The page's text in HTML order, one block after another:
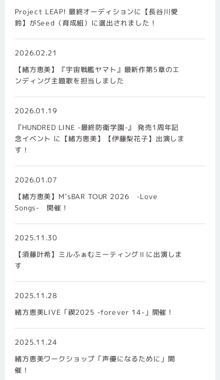
Project LEAP! 最終オーディションに【長谷川愛
鈴】がSeed（育成組）に選出されました！
2026.02.21
【緒方恵美】『宇宙戦艦ヤマト』最新作第5章のエ
ンディング主題歌を担当しました
2026.01.19
『HUNDRED LINE -最終防衛学園-』 発売1周年記
念イベント に【緒方恵美】【伊藤梨花子】出演しま
す！
2026.01.07
【緒方恵美】M’sBAR TOUR 2026 -Love
Songs- 開催！
2025.11.30
【須藤叶希】ミルふぁむミーティングⅡに出演しま
す
2025.11.28
緒方恵美LIVE「禊2025 -forever 14-」開催！
2025.11.24
緒方恵美ワークショップ「声優になるために」開
催！